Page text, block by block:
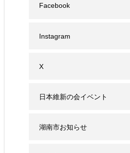
Facebook
Instagram
X
日本維新の会イベント
湖南市お知らせ